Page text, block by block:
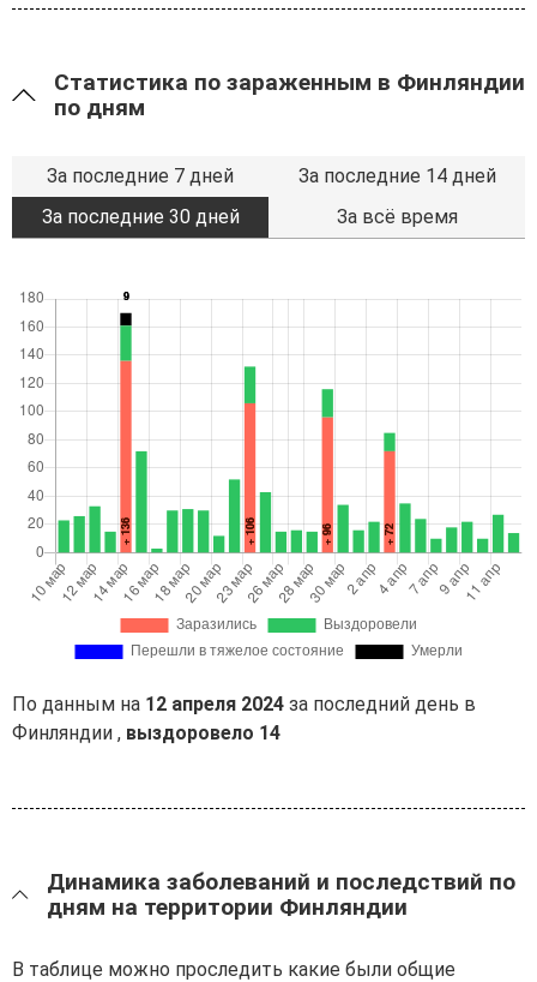
Статистика по зараженным в Финляндии
по дням
За последние 7 дней
За последние 14 дней
За последние 30 дней
За всё время
По данным на 12 апреля 2024 за последний день в
Финляндии , выздоровело 14
Динамика заболеваний и последствий по
дням на территории Финляндии
В таблице можно проследить какие были общие